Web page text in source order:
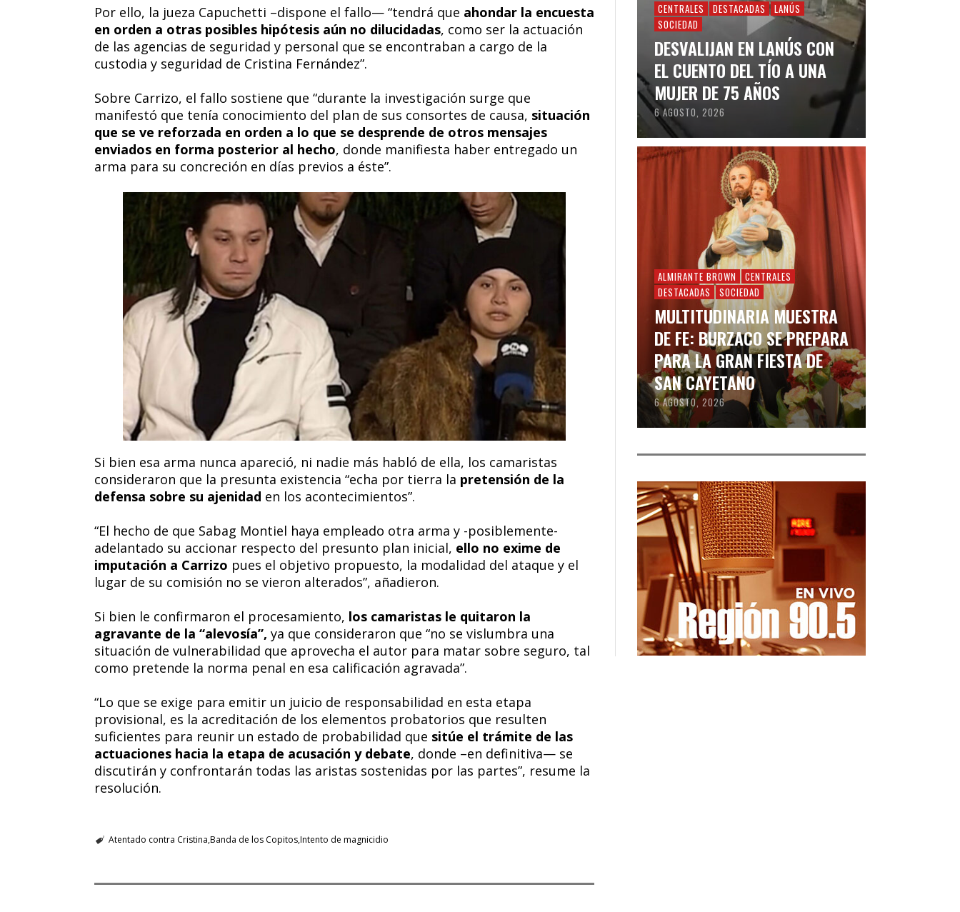
Por ello, la jueza Capuchetti –dispone el fallo— “tendrá que ahondar la encuesta
en orden a otras posibles hipótesis aún no dilucidadas, como ser la actuación
de las agencias de seguridad y personal que se encontraban a cargo de la
custodia y seguridad de Cristina Fernández”.
Sobre Carrizo, el fallo sostiene que “durante la investigación surge que
manifestó que tenía conocimiento del plan de sus consortes de causa, situación
que se ve reforzada en orden a lo que se desprende de otros mensajes
enviados en forma posterior al hecho, donde manifiesta haber entregado un
arma para su concreción en días previos a éste”.
Si bien esa arma nunca apareció, ni nadie más habló de ella, los camaristas
consideraron que la presunta existencia “echa por tierra la pretensión de la
defensa sobre su ajenidad en los acontecimientos”.
“El hecho de que Sabag Montiel haya empleado otra arma y -posiblemente-
adelantado su accionar respecto del presunto plan inicial, ello no exime de
imputación a Carrizo pues el objetivo propuesto, la modalidad del ataque y el
lugar de su comisión no se vieron alterados”, añadieron.
Si bien le confirmaron el procesamiento, los camaristas le quitaron la
agravante de la “alevosía”, ya que consideraron que “no se vislumbra una
situación de vulnerabilidad que aprovecha el autor para matar sobre seguro, tal
como pretende la norma penal en esa calificación agravada”.
“Lo que se exige para emitir un juicio de responsabilidad en esta etapa
provisional, es la acreditación de los elementos probatorios que resulten
suficientes para reunir un estado de probabilidad que sitúe el trámite de las
actuaciones hacia la etapa de acusación y debate, donde –en definitiva— se
discutirán y confrontarán todas las aristas sostenidas por las partes”, resume la
resolución.
Atentado contra Cristina Banda de los CopitosIntento de magnicidio
CENTRALES DESTACADAS
LANÚS
SOCIEDAD
DESVALIJAN EN LANÚS CON
EL CUENTO DEL TÍO A UNA
MUJER DE 75 AÑOS
6 AGOSTO, 2026
ALMIRANTE BROWN
CENTRALES
DESTACADAS
SOCIEDAD
MULTITUDINARIA MUESTRA
DE FE: BURZACO SE PREPARA
PARA LA GRAN FIESTA DE
SAN CAYETANO
6 AGOSTO, 2026